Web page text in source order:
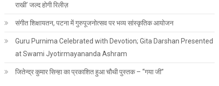
राखी’ जल्द होगी रिलीज़
संगीत शिक्षायतन, पटना में गुरुपूजनोत्सव पर भव्य सांस्कृतिक आयोजन
Guru Purnima Celebrated with Devotion; Gita Darshan Presented
at Swami Jyotirmayananda Ashram
जितेन्द्र कुमार सिन्हा का प्रकाशित हुआ चौथी पुस्तक – “गया जी”